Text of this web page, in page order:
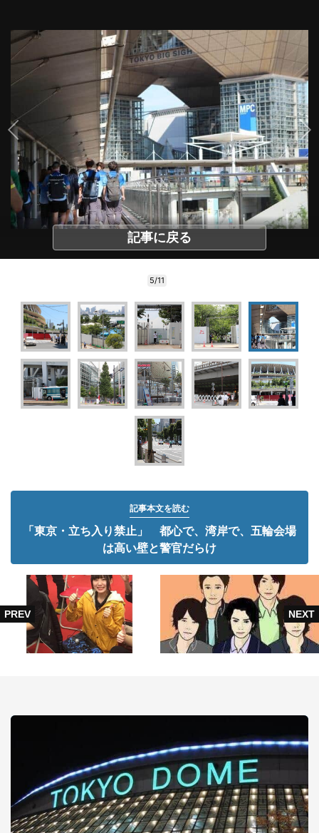
記事に戻る
5/11
記事本文を読む
「東京・立ち入り禁止」 都心で、湾岸で、五輪会場
は高い壁と警官だらけ